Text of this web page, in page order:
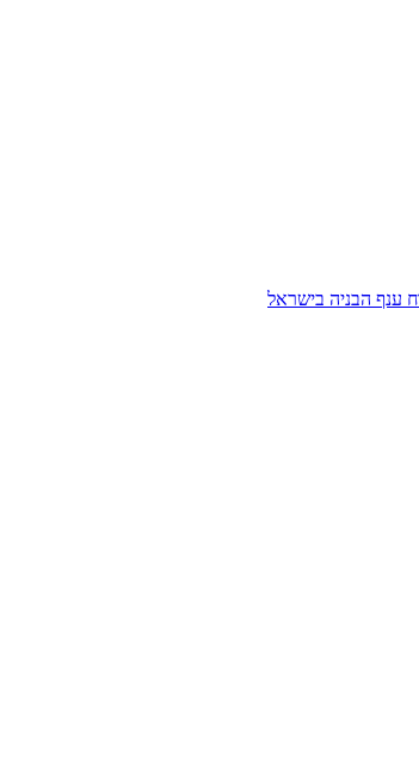
ענף הבניה בישראל